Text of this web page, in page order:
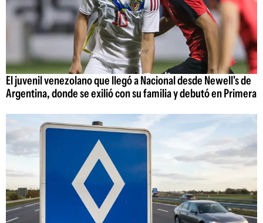
El juvenil venezolano que llegó a Nacional desde Newell's de
Argentina, donde se exilió con su familia y debutó en Primera